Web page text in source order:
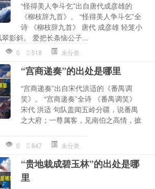
“怪得美人争斗乞”出自唐代成彦雄的
《柳枝辞九首》。 “怪得美人争斗乞”全
诗 《柳枝辞九首》 唐代 成彦雄 轻笼小
影斜。 爱把长条恼公子...
0 518 未分类
“宫商递奏”的出处是哪里
“宫商递奏”出自宋代洪适的《番禺调
笑》。 “宫商递奏”全诗 《番禺调笑》
宋代 洪适 句队盖闻五岭分疆，说番禺
之大府；一尊属客，见南伯之高情，摭
0 847 未分类
“贵地栽成碧玉林”的出处是哪
里